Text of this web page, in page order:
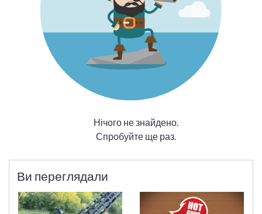
Нічого не знайдено.
Спробуйте ще раз.
Ви переглядали